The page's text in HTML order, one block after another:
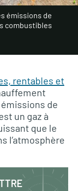
émissions de
combustibles
rentables et
de
un gaz à
que le
l’atmosphère